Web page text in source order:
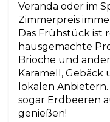
Veranda oder im
Zimmerpreis
Das Frühstück ist
hausgemachte
Brioche und
Karamell, Gebäck
lokalen
sogar Erdbeeren
genießen!